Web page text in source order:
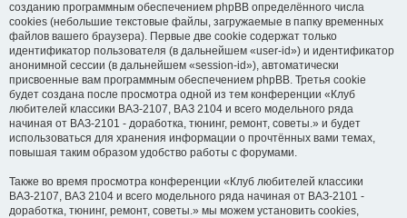
созданию программным обеспечением phpBB определённого числа
cookies (небольшие текстовые файлы, загружаемые в папку временных
файлов вашего браузера). Первые две cookie содержат только
идентификатор пользователя (в дальнейшем «user-id») и идентификатор
анонимной сессии (в дальнейшем «session-id»), автоматически
присвоенные вам программным обеспечением phpBB. Третья cookie
будет создана после просмотра одной из тем конференции «Клуб
любителей классики ВАЗ-2107, ВАЗ 2104 и всего модельного ряда
начиная от ВАЗ-2101 - доработка, тюнинг, ремонт, советы.» и будет
использоваться для хранения информации о прочтённых вами темах,
повышая таким образом удобство работы с форумами.
Также во время просмотра конференции «Клуб любителей классики
ВАЗ-2107, ВАЗ 2104 и всего модельного ряда начиная от ВАЗ-2101 -
доработка, тюнинг, ремонт, советы.» мы можем установить cookies,